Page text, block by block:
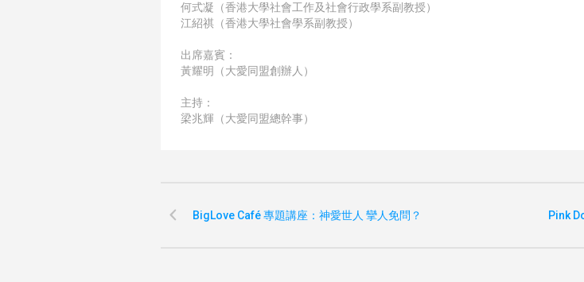
何式凝（香港大學社會工作及社會行政學系副教授）
江紹祺（香港大學社會學系副教授）
出席嘉賓：
黃耀明（大愛同盟創辦人）
主持：
梁兆輝（大愛同盟總幹事）
Pink
BigLove Café 專題講座：神愛世人 攣人免問？